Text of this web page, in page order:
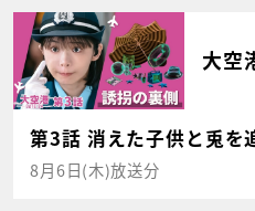
大空
第3話 消えた子供と兎を
8月6日(木)放送分